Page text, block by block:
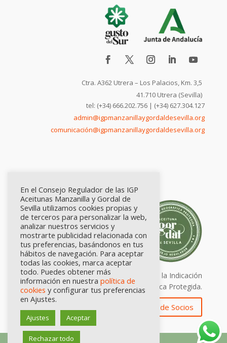
Ctra. A362 Utrera – Los Palacios, Km. 3,5
41.710 Utrera (Sevilla)
tel: (+34) 666.202.756 | (+34) 627.304.127
admin@igpmanzanillaygordaldesevilla.org
comunicación@igpmanzanillaygordaldesevilla.org
Calidad certificada por Origen. Sellos de la Indicación
Geográfica Protegida.
Zona de Socios
En el Consejo Regulador de las IGP
Aceitunas Manzanilla y Gordal de
Sevilla utilizamos cookies propias y
de terceros para personalizar la web,
analizar nuestros servicios y
mostrarte publicidad relacionada con
tus preferencias, basándonos en tus
hábitos de navegación. Para aceptar
todas las cookies, marca aceptar
todo. Puedes obtener más
información en nuestra política de
cookies y configurar tus preferencias
en Ajustes.
Ajustes Aceptar
Rechazar todo